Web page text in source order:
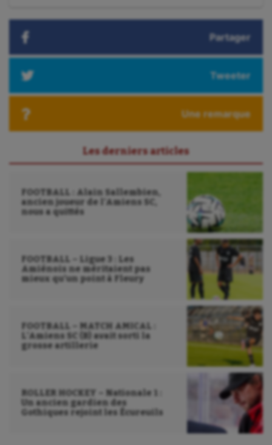
Roller-derby
Sport adapté
Sport handicap
Sport-entreprise
Tir
Tir à l'arc
Ultimate frisbee
UNSS
Wakeboard
Partager
Tweeter
Une remarque
Les derniers articles
FOOTBALL : Alain Sallembien,
ancien joueur de l’Amiens SC,
nous a quittés
FOOTBALL – Ligue 3 : Les
Amiénois ne méritaient pas
mieux qu’un point à Fleury
FOOTBALL – MATCH AMICAL :
L’Amiens SC (B) avait sorti la
grosse artillerie
ROLLER HOCKEY – Nationale 1 :
Un ancien gardien des
Gothiques rejoint les Écureuils